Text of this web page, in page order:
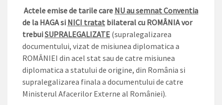
Actele emise de tarile care NU au semnat Conventia
de la HAGA si NICI tratat bilateral cu ROMÂNIA vor
trebuiSUPRALEGALIZATE (supralegalizarea
documentului, vizat de misiunea diplomatica a
ROMÂNIEI din acel stat sau de catre misiunea
diplomatica a statului de origine, din România si
supralegalizarea finala a documentului de catre
Ministerul Afacerilor Externe al României).